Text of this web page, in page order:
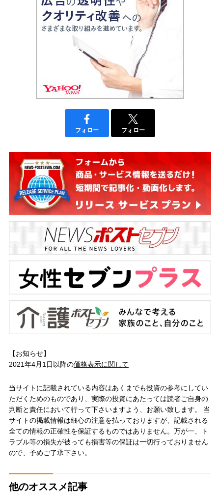
フォロー フォロー
【お知らせ】
2021年4月1日以降の価格表示に関して
当サイトに記載されている内容はあくまでも投資の参考にしてい
ただくためのものであり、実際の投資にあたっては読者ご自身の
判断と責任において行って下さいますよう、お願い致します。 当
サイトの掲載情報は細心の注意を払っておりますが、記載される
全ての情報の正確性を保証するものではありません。万が一、ト
ラブル等の損失が被っても損害等の保証は一切行っておりません
ので、予めご了承下さい。
他のオススメ記事